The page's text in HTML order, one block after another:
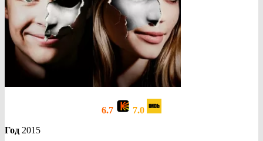
6.7
7.0
Год 2015